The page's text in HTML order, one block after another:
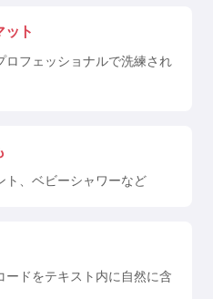
ト
ロフェッショナルで洗練され
ト、ベビーシャワーなど
ードをテキスト内に自然に含